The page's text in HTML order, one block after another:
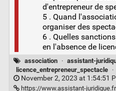
d'entrepreneur de
5 . Quand
organiser des
6 . Quelles
en l'absence de
association · assistant-
licence_entrepreneur_spectacle
·
November 2, 2023 at 1:54:51
https://www.assistant-juridique.fr/